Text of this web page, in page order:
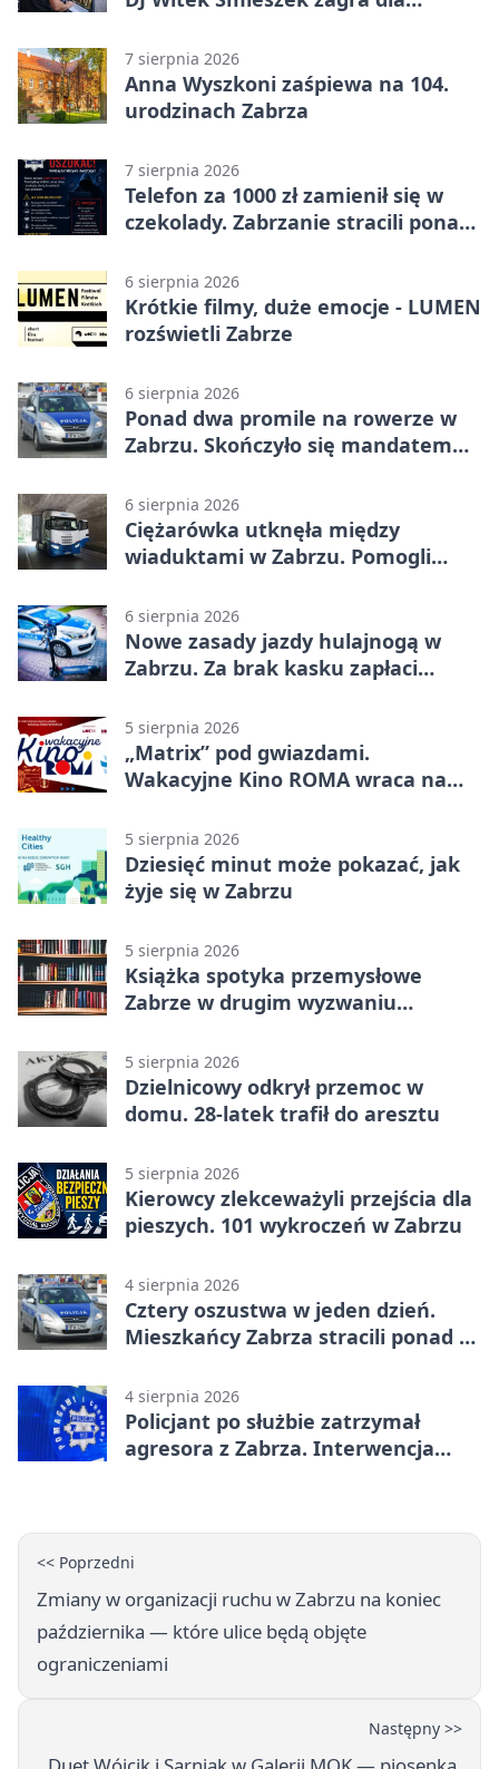
7 sierpnia 2026
Anna Wyszkoni zaśpiewa na 104.
urodzinach Zabrza
7 sierpnia 2026
Telefon za 1000 zł zamienił się w
czekolady. Zabrzanie stracili ponad
6 sierpnia 2026
Krótkie filmy, duże emocje - LUMEN
rozświetli Zabrze
6 sierpnia 2026
Ponad dwa promile na rowerze w
Zabrzu. Skończyło się mandatem
6 sierpnia 2026
Ciężarówka utknęła między
wiaduktami w Zabrzu. Pomogli
6 sierpnia 2026
Nowe zasady jazdy hulajnogą w
Zabrzu. Za brak kasku zapłaci
5 sierpnia 2026
„Matrix” pod gwiazdami.
Wakacyjne Kino ROMA wraca na
5 sierpnia 2026
Dziesięć minut może pokazać, jak
żyje się w Zabrzu
5 sierpnia 2026
Książka spotyka przemysłowe
Zabrze w drugim wyzwaniu
5 sierpnia 2026
Dzielnicowy odkrył przemoc w
domu. 28-latek trafił do aresztu
5 sierpnia 2026
Kierowcy zlekceważyli przejścia dla
pieszych. 101 wykroczeń w Zabrzu
4 sierpnia 2026
Cztery oszustwa w jeden dzień.
Mieszkańcy Zabrza stracili ponad 6
4 sierpnia 2026
Policjant po służbie zatrzymał
agresora z Zabrza. Interwencja
<< Poprzedni
Zmiany w organizacji ruchu w Zabrzu na koniec
października — które ulice będą objęte
ograniczeniami
Następny >>